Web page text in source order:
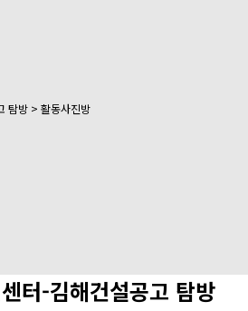
탐방 > 활동사진방
터-김해건설공고 탐방